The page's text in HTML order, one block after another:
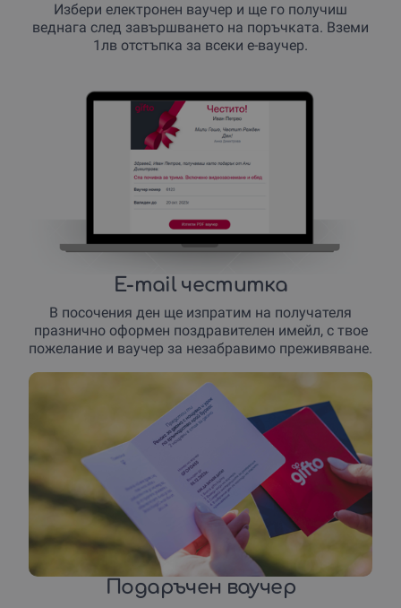
Избери електронен ваучер и ще го получиш
веднага след завършването на поръчката. Вземи
1лв отстъпка за всеки е-ваучер.
E-mail честитка
В посочения ден ще изпратим на получателя
празнично оформен поздравителен имейл, с твое
пожелание и ваучер за незабравимо преживяване.
Подаръчен ваучер